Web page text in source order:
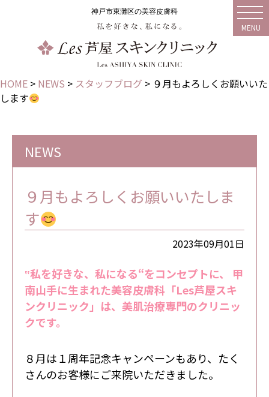
神戸市東灘区の美容皮膚科
MENU
HOME > NEWS > スタッフブログ > ９月もよろしくお願いいた
します
NEWS
９月もよろしくお願いいたしま
す
2023年09月01日
‟私を好きな、私になる“をコンセプトに、 甲
南山手に生まれた美容皮膚科「Les芦屋スキ
ンクリニック」は、美肌治療専門のクリニッ
クです。
８月は１周年記念キャンペーンもあり、たく
さんのお客様にご来院いただきました。